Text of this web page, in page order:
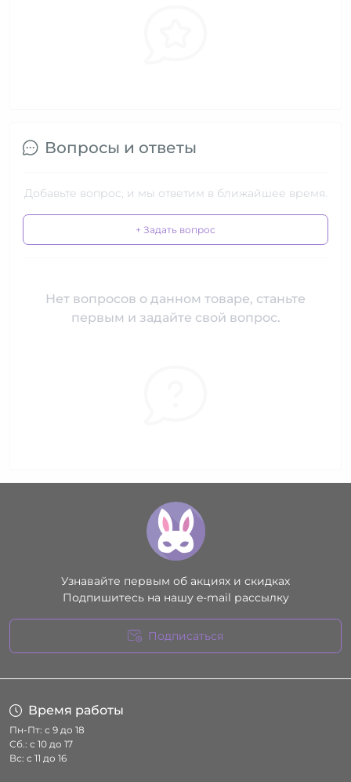
Вопросы и ответы
Добавьте вопрос, и мы ответим в ближайшее время.
+ Задать вопрос
Нет вопросов о данном товаре, станьте
первым и задайте свой вопрос.
Узнавайте первым об акциях и скидках
Подпишитесь на нашу e-mail рассылку
Подписаться
Время работы
Пн-Пт: с 9 до 18
Сб.: с 10 до 17
Вс: с 11 до 16